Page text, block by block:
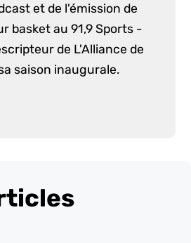
et de l'émission de
basket au 91,9 Sports -
de L'Alliance de
saison inaugurale.